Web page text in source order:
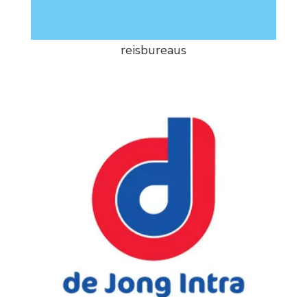
reisbureaus